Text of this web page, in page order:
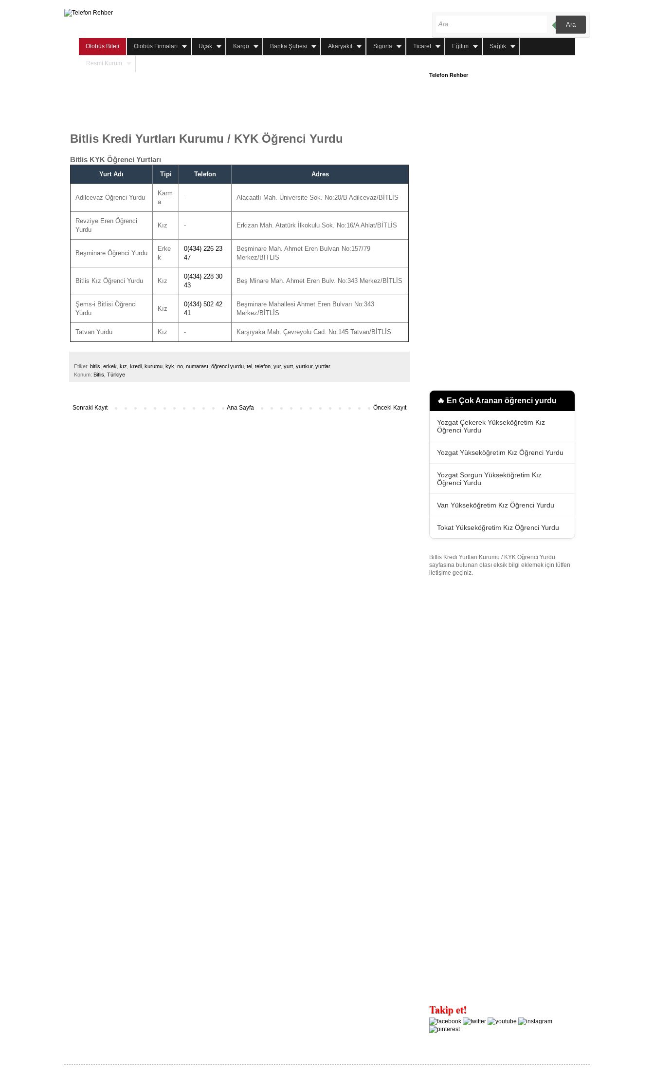
Ara
Otobüs Bileti Otobüs Firmaları Uçak Kargo Banka Şubesi Akaryakıt Sigorta Ticaret Eğitim Sağlık
Resmi Kurum
Bitlis Kredi Yurtları Kurumu / KYK Öğrenci Yurdu
Bitlis KYK Öğrenci Yurtları
Yurt Adı Tipi Telefon Adres
Adilcevaz Öğrenci Yurdu
Karm
a
- Alacaatlı Mah. Üniversite Sok. No:20/B Adilcevaz/BİTLİS
Revziye Eren Öğrenci
Yurdu
Kız - Erkizan Mah. Atatürk İlkokulu Sok. No:16/A Ahlat/BİTLİS
Beşminare Öğrenci Yurdu
Erke
k
0(434) 226 23
47
Beşminare Mah. Ahmet Eren Bulvarı No:157/79
Merkez/BİTLİS
Bitlis Kız Öğrenci Yurdu Kız
0(434) 228 30
43
Beş Minare Mah. Ahmet Eren Bulv. No:343 Merkez/BİTLİS
Şems-i Bitlisi Öğrenci
Yurdu
Kız
0(434) 502 42
41
Beşminare Mahallesi Ahmet Eren Bulvarı No:343
Merkez/BİTLİS
Tatvan Yurdu Kız - Karşıyaka Mah. Çevreyolu Cad. No:145 Tatvan/BİTLİS
Etiket: bitlis erkek kız kredi kurumu kyk no numarası öğrenci yurdu tel telefon yur, yurt yurtkur, yurtlar
Konum: Bitlis, Türkiye
Sonraki Kayıt Önceki Kayıt
Ana Sayfa
Telefon Rehber
🔥 En Çok Aranan öğrenci yurdu
Yozgat Çekerek Yükseköğretim Kız
Öğrenci Yurdu
Yozgat Yükseköğretim Kız Öğrenci Yurdu
Yozgat Sorgun Yükseköğretim Kız
Öğrenci Yurdu
Van Yükseköğretim Kız Öğrenci Yurdu
Tokat Yükseköğretim Kız Öğrenci Yurdu
Bitlis Kredi Yurtları Kurumu / KYK Öğrenci Yurdu
sayfasına bulunan olası eksik bilgi eklemek için lütfen
iletişime geçiniz.